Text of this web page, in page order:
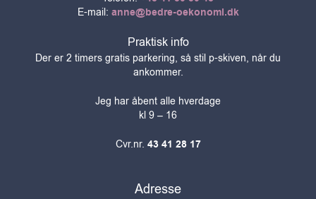
E-mail: anne@bedre-oekonomi.dk
Praktisk info
Der er 2 timers gratis parkering, så stil p-skiven, når du
ankommer.
Jeg har åbent alle hverdage
kl 9 – 16
Cvr.nr. 43 41 28 17
Adresse